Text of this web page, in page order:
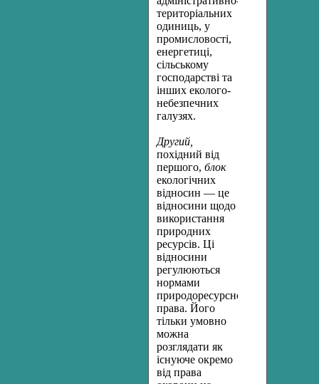
територіальних
одиниць, у
промисло­вості,
енергетиці,
сільському
господарстві та
інших еколого-
небезпечних
галузях.
Другий,
похідний від
першого, блок
екологічних
відносин — це
відносини щодо
використання
природних
ресурсів. Ці
відносини
регулюються
нормами
природоресурсного
права. Його
тільки умовно
можна
розглядати як
існуюче окремо
від права